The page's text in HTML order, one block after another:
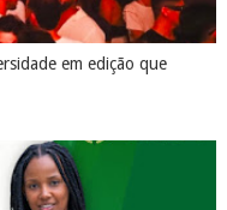
em edição que